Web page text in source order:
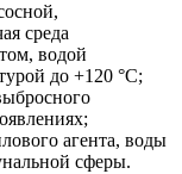
среда
водой
до +120 °С;
агента, воды
сферы.